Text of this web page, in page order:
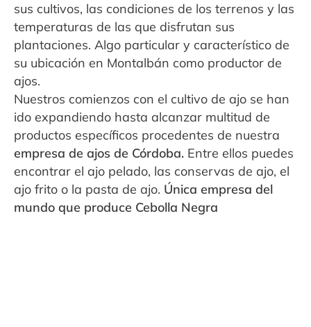
sus cultivos, las condiciones de los terrenos y las
temperaturas de las que disfrutan sus
plantaciones. Algo particular y característico de
su ubicación en Montalbán como productor de
ajos.
Nuestros comienzos con el cultivo de ajo se han
ido expandiendo hasta alcanzar multitud de
productos específicos procedentes de nuestra
empresa de ajos de Córdoba. Entre ellos puedes
encontrar el ajo pelado, las conservas de ajo, el
ajo frito o la pasta de ajo. Única empresa del
mundo que produce Cebolla Negra